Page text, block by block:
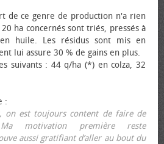
de ce genre de production n'a rien
ha concernés sont triés, pressés à
huile. Les résidus sont mis en
lui assure 30 % de gains en plus.
suivants : 44 q/ha (*) en colza, 32
:
on est toujours content de faire de
motivation première reste
aussi gratifiant d’aller au bout du